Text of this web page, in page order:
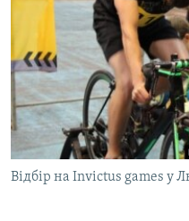
СПЕЦПРОЕКТИ
ДЕПОРТАЦІЯ
ВІДЕОУРОКИ «ELIFBE»
СВІДЧЕННЯ ОКУПАЦІЇ
УКРАЇНСЬКА ПРОБЛЕМА
ІНФОГРАФІКА
ЯК ОБІЙТИ
Русский
Qırımtatar
ДОЛУЧАЙСЯ!
Відбір на Invictus games у